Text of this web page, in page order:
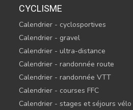
CYCLISME
Calendrier - cyclosportives
Calendrier - gravel
Calendrier - ultra-distance
Calendrier - randonnée route
Calendrier - randonnée VTT
Calendrier - courses FFC
Calendrier - stages et séjours vélo